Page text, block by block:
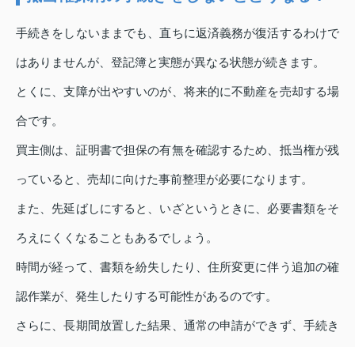
手続きをしないままでも、直ちに返済義務が復活するわけで
はありませんが、登記簿と実態が異なる状態が続きます。
とくに、支障が出やすいのが、将来的に不動産を売却する場
合です。
買主側は、証明書で担保の有無を確認するため、抵当権が残
っていると、売却に向けた事前整理が必要になります。
また、先延ばしにすると、いざというときに、必要書類をそ
ろえにくくなることもあるでしょう。
時間が経って、書類を紛失したり、住所変更に伴う追加の確
認作業が、発生したりする可能性があるのです。
さらに、長期間放置した結果、通常の申請ができず、手続き